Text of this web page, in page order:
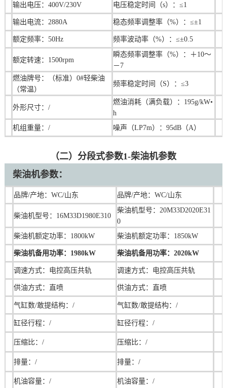
输出电压：400V/230V
电压稳定时间（s）：≤1
输出电流：2880A 稳态频率调整率（%）：≤±1
额定频率：50Hz 频率波动率（%）：≤±0.5
额定转速：1500rpm
瞬态频率调整率（%）：＋10～
－7
燃油牌号：（标准）0#轻柴油
（常温）
频率稳定时间（S）：≤3
外形尺寸：/
燃油消耗（满负载）：195g/kW•
h
机组重量：/
噪声（LP7m）：95dB（A）
（二）分段式参数1-柴油机参数
柴油机参数：
品牌/产地：WC/山东 品牌/产地： WC/山东
柴油机型号：16M33D1980E310
柴油机型号： 20M33D2020E31
0
柴油机额定功率：1800kW
柴油机额定功率： 1850kW
柴油机备用功率： 1980kW 柴油机备用功率： 2020kW
调速方式：电控高压共轨 调速方式： 电控高压共轨
供油方式：直喷 供油方式：直喷
气缸数/敢提结构：/ 气缸数/敢提结构： /
缸径行程：/ 缸径行程：/
压缩比：/ 压缩比： /
排量：/ 排量： /
机油容量：/ 机油容量： /